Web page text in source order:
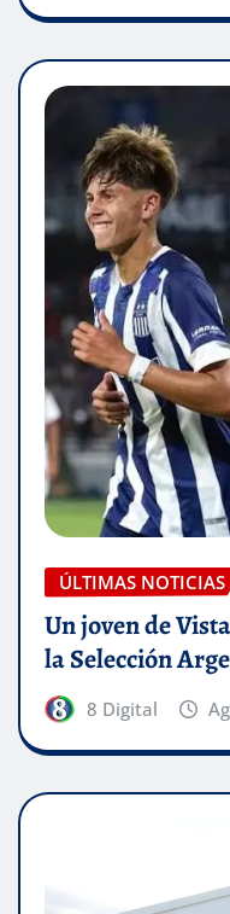
ÚLTIMAS NOTICIAS
Un joven de
la Selección
8 Digital